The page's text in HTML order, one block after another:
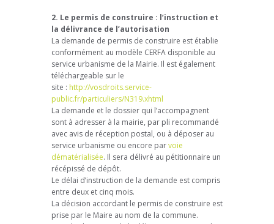
2. Le permis de construire : l’instruction et
la délivrance de l’autorisation
La demande de permis de construire est établie
conformément au modèle CERFA disponible au
service urbanisme de la Mairie. Il est également
téléchargeable sur le
site : http://vosdroits.service-
public.fr/particuliers/N319.xhtml
La demande et le dossier qui l’accompagnent
sont à adresser à la mairie, par pli recommandé
avec avis de réception postal, ou à déposer au
service urbanisme ou encore parvoie
dématérialisée. Il sera délivré au pétitionnaire un
récépissé de dépôt.
Le délai d’instruction de la demande est compris
entre deux et cinq mois.
La décision accordant le permis de construire est
prise par le Maire au nom de la commune.